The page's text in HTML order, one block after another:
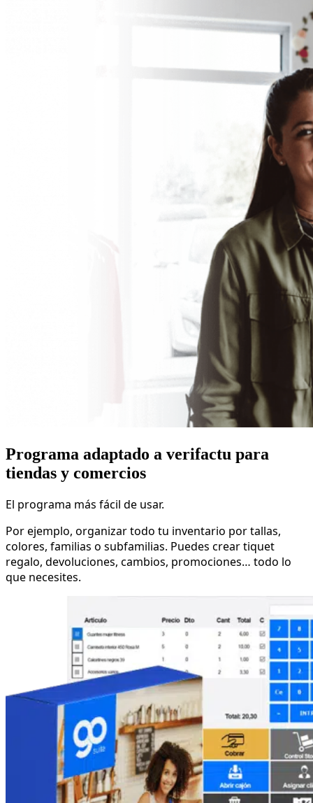
Programa adaptado a verifactu para
tiendas y comercios
El programa más fácil de usar.
Por ejemplo, organizar todo tu inventario por tallas,
colores, familias o subfamilias. Puedes crear tiquet
regalo, devoluciones, cambios, promociones… todo lo
que necesites.